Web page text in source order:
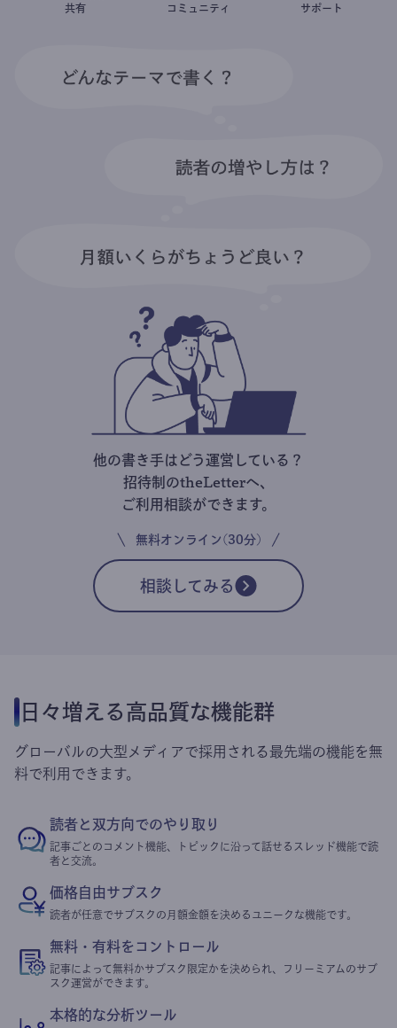
共有
コミュニティ
サポート
他の書き手はどう運営している？
招待制のtheLetterへ、
ご利用相談ができます。
無料オンライン(30分)
相談してみる
日々増える高品質な機能群
グローバルの大型メディアで採用される最先端の機能を無
料で利用できます。
読者と双方向でのやり取り
記事ごとのコメント機能、トピックに沿って話せるスレッド機能で読
者と交流。
価格自由サブスク
読者が任意でサブスクの月額金額を決めるユニークな機能です。
無料・有料をコントロール
記事によって無料かサブスク限定かを決められ、フリーミアムのサブ
スク運営ができます。
本格的な分析ツール